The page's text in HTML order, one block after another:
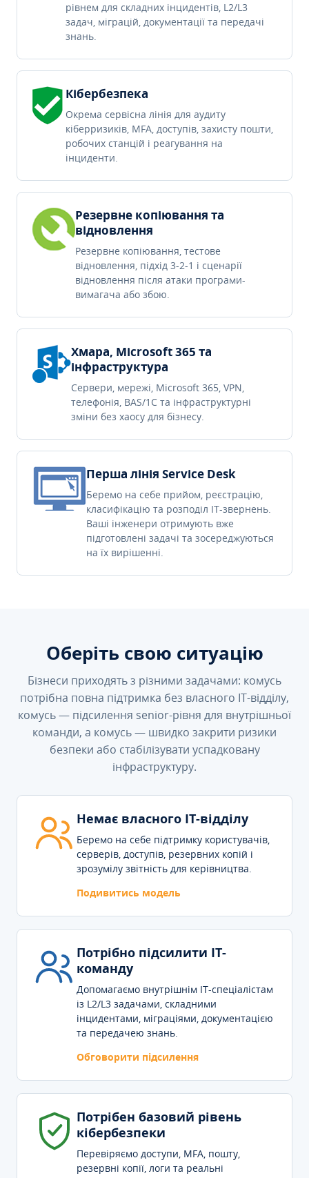
рівнем для складних інцидентів, L2/L3
задач, міграцій, документації та передачі
знань.
Кібербезпека
Окрема сервісна лінія для аудиту
кіберризиків, MFA, доступів, захисту пошти,
робочих станцій і реагування на
інциденти.
Резервне копіювання та
відновлення
Резервне копіювання, тестове
відновлення, підхід 3-2-1 і сценарії
відновлення після атаки програми-
вимагача або збою.
Хмара, Microsoft 365 та
інфраструктура
Сервери, мережі, Microsoft 365, VPN,
телефонія, BAS/1C та інфраструктурні
зміни без хаосу для бізнесу.
Перша лінія Service Desk
Беремо на себе прийом, реєстрацію,
класифікацію та розподіл IT-звернень.
Ваші інженери отримують вже
підготовлені задачі та зосереджуються
на їх вирішенні.
Оберіть свою ситуацію
Бізнеси приходять з різними задачами: комусь
потрібна повна підтримка без власного IT-відділу,
комусь — підсилення senior-рівня для внутрішньої
команди, а комусь — швидко закрити ризики
безпеки або стабілізувати успадковану
інфраструктуру.
Немає власного IT-відділу
Беремо на себе підтримку користувачів,
серверів, доступів, резервних копій і
зрозумілу звітність для керівництва.
Подивитись модель
Потрібно підсилити IT-
команду
Допомагаємо внутрішнім IT-спеціалістам
із L2/L3 задачами, складними
інцидентами, міграціями, документацією
та передачею знань.
Обговорити підсилення
Потрібен базовий рівень
кібербезпеки
Перевіряємо доступи, MFA, пошту,
резервні копії, логи та реальні